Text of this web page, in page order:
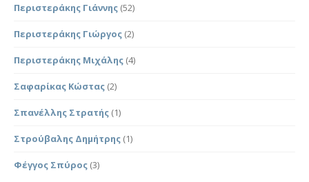
Περιστεράκης Γιάννης (52)
Περιστεράκης Γιώργος (2)
Περιστεράκης Μιχάλης (4)
Σαφαρίκας Κώστας (2)
Σπανέλλης Στρατής (1)
Στρούβαλης Δημήτρης (1)
Φέγγος Σπύρος (3)